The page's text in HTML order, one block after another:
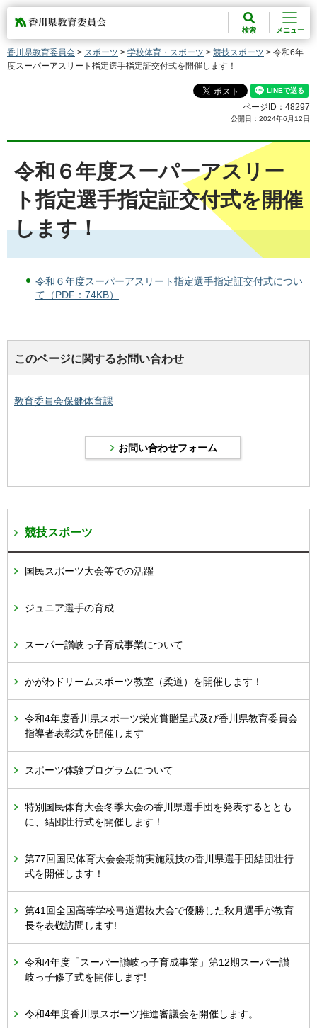
香川県教育委員会
検索 メニュー
香川県教育委員会 > スポーツ > 学校体育・スポーツ > 競技スポーツ > 令和6年
度スーパーアスリート指定選手指定証交付式を開催します！
ページID：48297
公開日：2024年6月12日
令和６年度スーパーアスリー
ト指定選手指定証交付式を開催
します！
令和６年度スーパーアスリート指定選手指定証交付式につい
て（PDF：74KB）
このページに関するお問い合わせ
教育委員会保健体育課
競技スポーツ
国民スポーツ大会等での活躍
ジュニア選手の育成
スーパー讃岐っ子育成事業について
かがわドリームスポーツ教室（柔道）を開催します！
令和4年度香川県スポーツ栄光賞贈呈式及び香川県教育委員会
指導者表彰式を開催します
スポーツ体験プログラムについて
特別国民体育大会冬季大会の香川県選手団を発表するととも
に、結団壮行式を開催します！
第77回国民体育大会会期前実施競技の香川県選手団結団壮行
式を開催します！
第41回全国高等学校弓道選抜大会で優勝した秋月選手が教育
長を表敬訪問します!
令和4年度「スーパー讃岐っ子育成事業」第12期スーパー讃
岐っ子修了式を開催します!
令和4年度香川県スポーツ推進審議会を開催します。